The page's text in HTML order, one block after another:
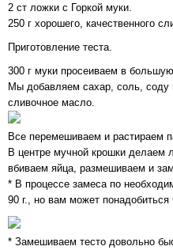
2 ст ложки с Горкой муки.
250 г хорошего, качественного
Приготовление теста.
300 г муки просеиваем в
Мы добавляем сахар, соль, соду
сливочное масло.
Все перемешиваем и растираем
В центре мучной крошки делаем
вбиваем яйца, размешиваем и
* В процессе замеса по
90 г., но вам может
* Замешиваем тесто довольно